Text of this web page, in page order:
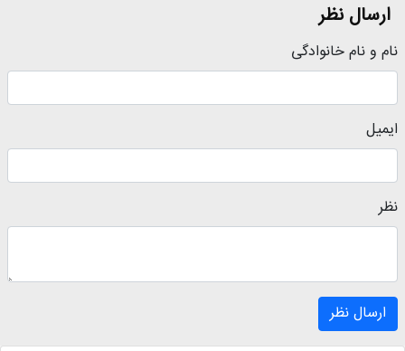
ارسال نظر
نام و نام خانوادگی
ایمیل
نظر
ارسال نظر